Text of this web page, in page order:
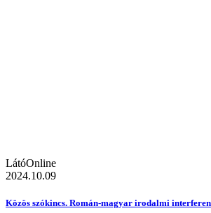
LátóOnline
2024.10.09
Közös szókincs. Román-magyar irodalmi